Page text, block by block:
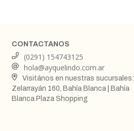
CONTACTANOS
(0291) 154743125
hola@ayquelindo.com.ar
Visitános en nuestras sucursales:
Zelarrayán 160, Bahía Blanca | Bahía
Blanca Plaza Shopping